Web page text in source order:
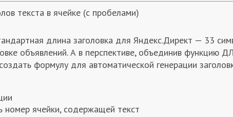
текста в ячейке (с пробелами)
длина заголовка для Яндекс.Директ — 33
объявлений. А в перспективе, объединив функцию
формулу для автоматической генерации
номер ячейки, содержащей текст